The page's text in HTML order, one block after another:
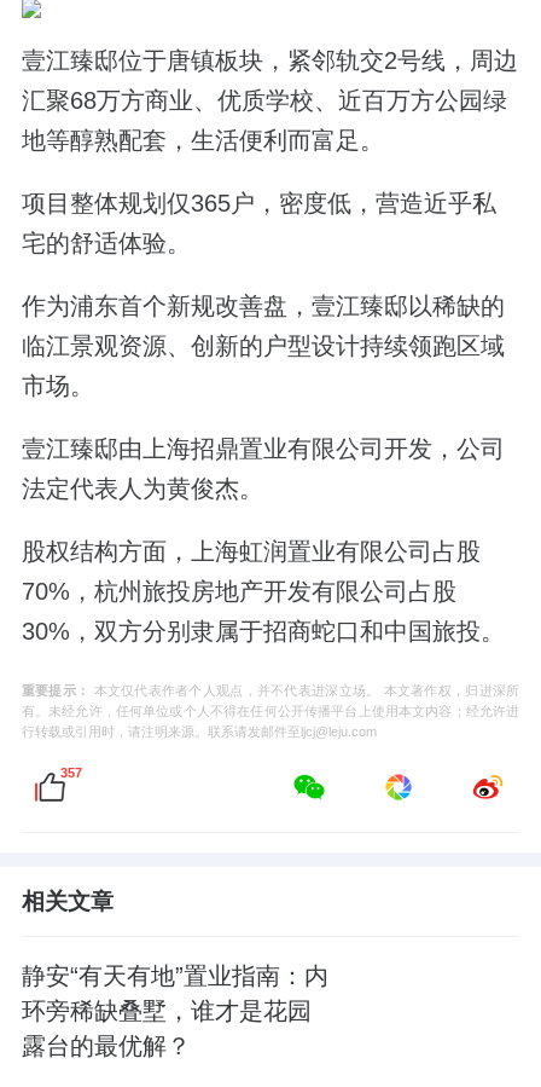
壹江臻邸位于唐镇板块，紧邻轨交2号线，周边
汇聚68万方商业、优质学校、近百万方公园绿
地等醇熟配套，生活便利而富足。
项目整体规划仅365户，密度低，营造近乎私
宅的舒适体验。
作为浦东首个新规改善盘，壹江臻邸以稀缺的
临江景观资源、创新的户型设计持续领跑区域
市场。
壹江臻邸由上海招鼎置业有限公司开发，公司
法定代表人为黄俊杰。
股权结构方面，上海虹润置业有限公司占股
70%，杭州旅投房地产开发有限公司占股
30%，双方分别隶属于招商蛇口和中国旅投。
重要提示：
本文仅代表作者个人观点，并不代表进深立场。 本文著作权，归进深所
有。未经允许，任何单位或个人不得在任何公开传播平台上使用本文内容；经允许进
行转载或引用时，请注明来源。联系请发邮件至ljcj@leju.com
357
相关文章
静安“有天有地”置业指南：内
环旁稀缺叠墅，谁才是花园
露台的最优解？